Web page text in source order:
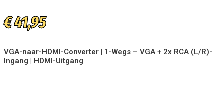
€41,95
VGA-naar-HDMI-Converter | 1-Wegs – VGA + 2x RCA (L/R)-
Ingang | HDMI-Uitgang